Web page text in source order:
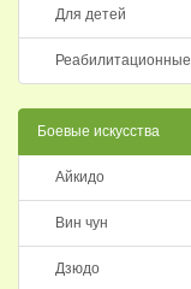
Для детей
Реабилитационные
Боевые искусства
Айкидо
Вин чун
Дзюдо